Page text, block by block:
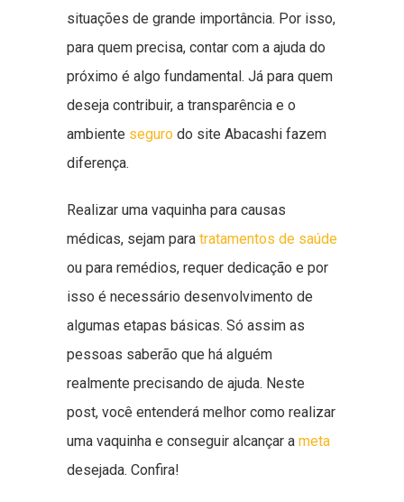
situações de grande importância. Por isso,
para quem precisa, contar com a ajuda do
próximo é algo fundamental. Já para quem
deseja contribuir, a transparência e o
ambiente seguro do site Abacashi fazem
diferença.
Realizar uma vaquinha para causas
médicas, sejam para tratamentos de saúde
ou para remédios, requer dedicação e por
isso é necessário desenvolvimento de
algumas etapas básicas. Só assim as
pessoas saberão que há alguém
realmente precisando de ajuda. Neste
post, você entenderá melhor como realizar
uma vaquinha e conseguir alcançar a meta
desejada. Confira!